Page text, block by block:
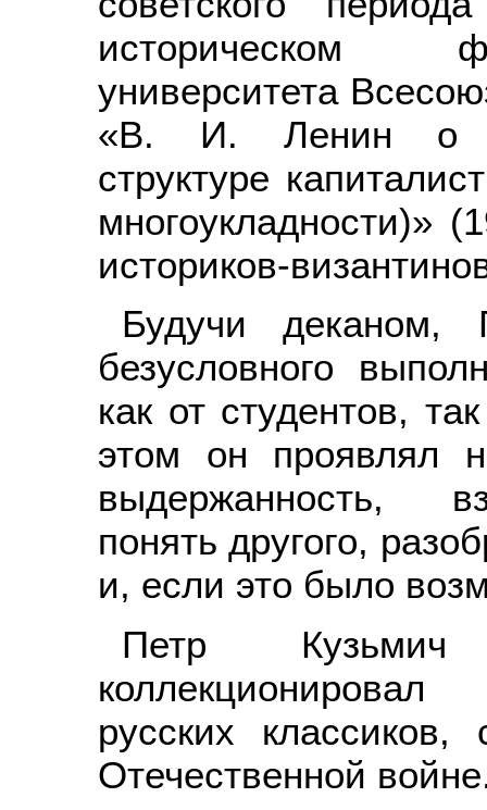
историческом
университета
«В. И. Ленин о
структуре
многоукладности)»
историков-
Будучи
безусловного
как от студентов,
этом он проявлял
выдержанность,
понять другого,
и, если это было
Петр Кузьмич
русских
Отечественной